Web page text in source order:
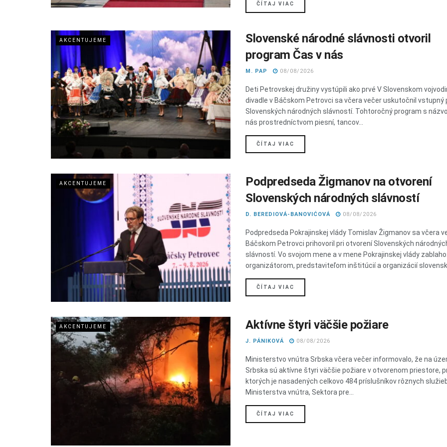
ČÍTAJ VIAC
AKCENTUJEME
Slovenské národné slávnosti otvoril
program Čas v nás
M. PAP 08/08/2026
Deti Petrovskej družiny vystúpili ako prvé V Slovenskom
divadle v Báčskom Petrovci sa včera večer uskutočnil vstupný
Slovenských národných slávností. Tohtoročný program s
nás prostredníctvom piesní, tancov...
ČÍTAJ VIAC
AKCENTUJEME
Podpredseda Žigmanov na otvorení
Slovenských národných slávností
D. BEREDIOVÁ-BANOVIĆOVÁ 08/08/2026
Podpredseda Pokrajinskej vlády Tomislav Žigmanov sa včera
Báčskom Petrovci prihovoril pri otvorení Slovenských
slávností. Vo svojom mene a v mene Pokrajinskej vlády
organizátorom, predstaviteľom inštitúcií a organizácií
ČÍTAJ VIAC
AKCENTUJEME Aktívne štyri väčšie požiare
J. PÁNIKOVÁ 08/08/2026
Ministerstvo vnútra Srbska včera večer informovalo, že na
Srbska sú aktívne štyri väčšie požiare v otvorenom priestore,
ktorých je nasadených celkovo 484 príslušníkov rôznych
Ministerstva vnútra, Sektora pre...
ČÍTAJ VIAC